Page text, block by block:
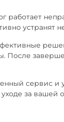
работает
устранят
После
сервис и
за вашей